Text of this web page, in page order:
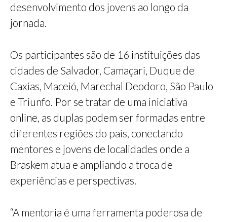
desenvolvimento dos jovens ao longo da
jornada.
Os participantes são de 16 instituições das
cidades de Salvador, Camaçari, Duque de
Caxias, Maceió, Marechal Deodoro, São Paulo
e Triunfo. Por se tratar de uma iniciativa
online, as duplas podem ser formadas entre
diferentes regiões do país, conectando
mentores e jovens de localidades onde a
Braskem atua e ampliando a troca de
experiências e perspectivas.
“A mentoria é uma ferramenta poderosa de